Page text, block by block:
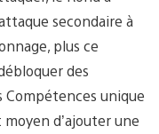
secondaire à
plus ce
des
Compétences unique
d’ajouter une